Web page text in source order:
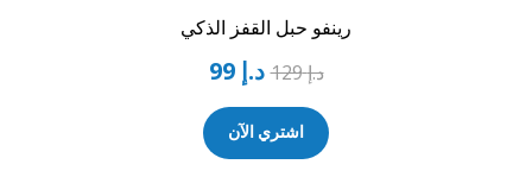
رينفو حبل القفز الذكي
د.إ129 د.إ 99
اشتري الآن